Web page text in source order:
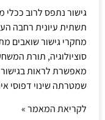
גישור נתפס לרוב ככלי
תשתית עיונית רחבה
מחקרי גישור שואבים
סוציולוגיה, תורת
מאפשרת לראות
שמטרתה שינוי דפוסי
לקריאת המאמר »